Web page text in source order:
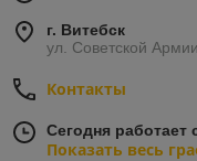
г. Витебск
ул. Советской
Контакты
Сегодня работает
Показать весь